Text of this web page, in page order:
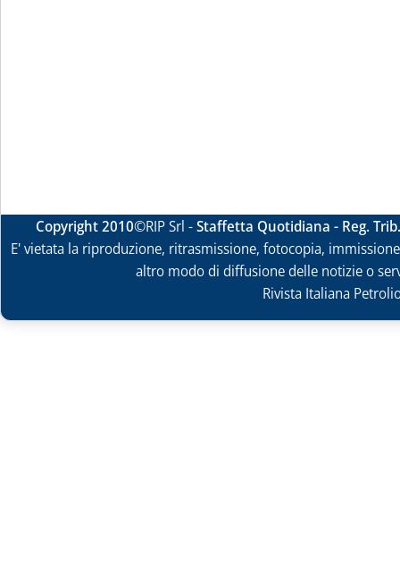
Copyright 2010©RIP Srl -Staffetta Quotidiana - Reg.
E' vietata la riproduzione, ritrasmissione, fotocopia,
altro modo di diffusione delle notizie o
Rivista Italiana